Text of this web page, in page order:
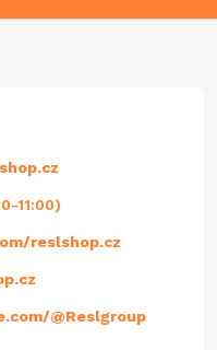
11:00)
reslshop.cz
@Reslgroup